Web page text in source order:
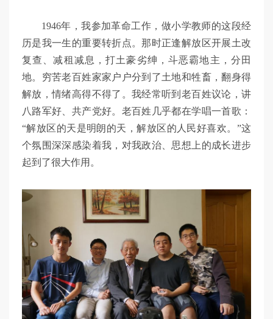
1946年，我参加革命工作，做小学教师的这段经
历是我一生的重要转折点。那时正逢解放区开展土改
复查、减租减息，打土豪劣绅，斗恶霸地主，分田
地。穷苦老百姓家家户户分到了土地和牲畜，翻身得
解放，情绪高得不得了。我经常听到老百姓议论，讲
八路军好、共产党好。老百姓几乎都在学唱一首歌：
“解放区的天是明朗的天，解放区的人民好喜欢。”这
个氛围深深感染着我，对我政治、思想上的成长进步
起到了很大作用。